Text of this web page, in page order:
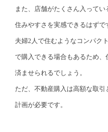
また、店舗がたくさん入ってい
住みやすさを実感できるはずで
夫婦2人で住むようなコンパク
で購入できる場合もあるため
済ませられるでしょう。
ただ、不動産購入は高額な取
計画が必要です。